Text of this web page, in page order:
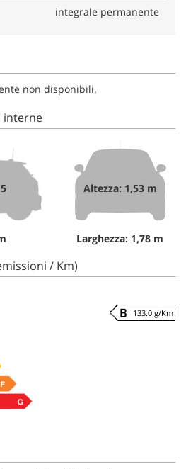
integrale permanente
non disponibili.
interne
Altezza: 1,53 m
Larghezza: 1,78 m
/ Km)
133.0 g/Km